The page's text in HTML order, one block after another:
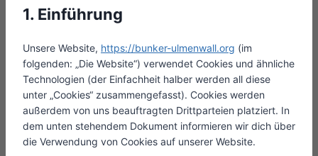
1. Einführung
Unsere Website, https://bunker-ulmenwall.org (im
folgenden: „Die Website“) verwendet Cookies und ähnliche
Technologien (der Einfachheit halber werden all diese
unter „Cookies“ zusammengefasst). Cookies werden
außerdem von uns beauftragten Drittparteien platziert. In
dem unten stehendem Dokument informieren wir dich über
die Verwendung von Cookies auf unserer Website.